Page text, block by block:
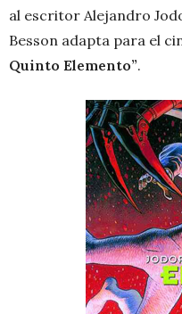
al escritor Alejandro
Besson adapta para el
Quinto Elemento”.